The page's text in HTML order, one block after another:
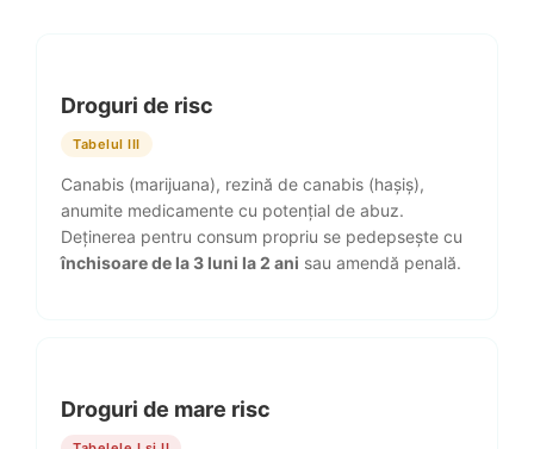
Droguri de risc
Tabelul III
Canabis (marijuana), rezină de canabis (hașiș),
anumite medicamente cu potențial de abuz.
Deținerea pentru consum propriu se pedepsește cu
închisoare de la 3 luni la 2 ani sau amendă penală.
Droguri de mare risc